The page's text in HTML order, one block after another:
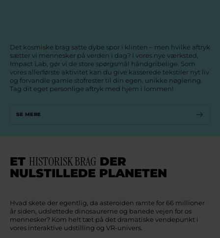
Det kosmiske brag satte dybe spor i klinten – men hvilke aftryk
sætter vi mennesker på verden i dag? I vores nye værksted,
Impact Lab, gør vi de store spørgsmål håndgribelige. Som
vores allerførste aktivitet kan du give kasserede tekstiler nyt liv
og forvandle gamle stofrester til din egen, unikke nøglering.
Tag dit eget personlige aftryk med hjem i lommen!
SE MERE
ET HISTORISK BRAG DER
NULSTILLEDE PLANETEN
Hvad skete der egentlig, da asteroiden ramte for 66 millioner
år siden, udslettede dinosaurerne og banede vejen for os
mennesker? Kom helt tæt på det dramatiske vendepunkt i
vores interaktive udstilling og VR-univers.